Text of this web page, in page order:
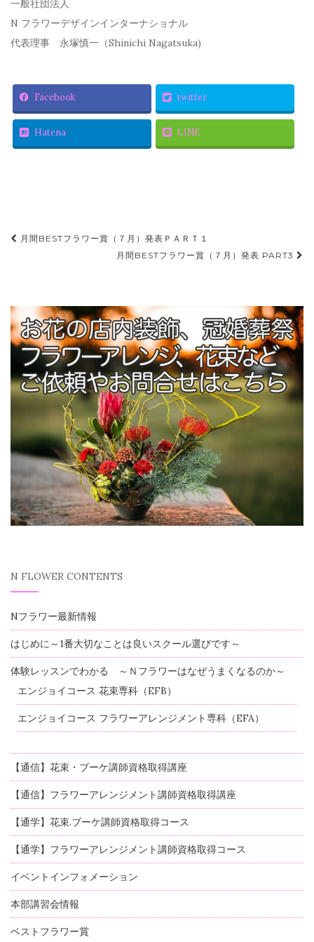
一般社団法人
N フラワーデザインインターナショナル
代表理事 永塚慎一（Shinichi Nagatsuka)
Facebook twitter
Hatena LINE
投稿ナビゲーション
月間BESTフラワー賞（７月）発表ＰＡＲＴ１
月間BESTフラワー賞（７月）発表 PART3
N FLOWER CONTENTS
Nフラワー最新情報
はじめに～1番大切なことは良いスクール選びです～
体験レッスンでわかる ～Ｎフラワーはなぜうまくなるのか～
エンジョイコース 花束専科（EFB）
エンジョイコース フラワーアレンジメント専科（EFA）
【通信】花束・ブーケ講師資格取得講座
【通信】フラワーアレンジメント講師資格取得講座
【通学】花束.ブーケ講師資格取得コース
【通学】フラワーアレンジメント講師資格取得コース
イベントインフォメーション
本部講習会情報
ベストフラワー賞